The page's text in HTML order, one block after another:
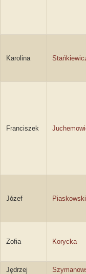
Karolina
Franciszek
Józef Piaskowski
Zofia Korycka
Jędrzej